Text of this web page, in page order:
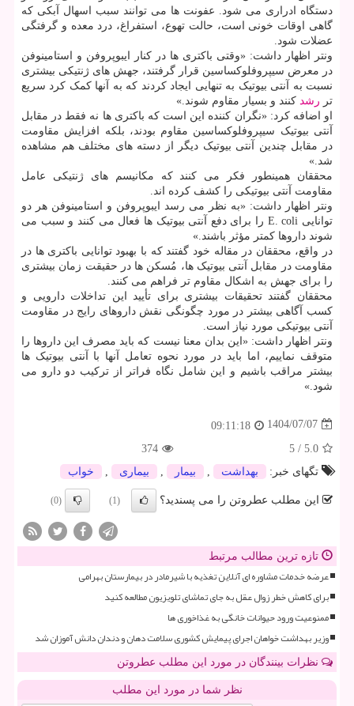
دستگاه ادراری می شود. عفونت ها می توانند سبب اسهال آبکی که
گاهی اوقات خونی است، حالت تهوع، استفراغ، درد معده و گرفتگی
عضلات شود.
ونتر اظهار داشت: «وقتی باکتری ها در کنار ایبوپروفن و استامینوفن
در معرض سیپروفلوکساسین قرار گرفتند، جهش های ژنتیکی بیشتری
نسبت به آنتی بیوتیک به تنهایی ایجاد کردند که به آنها کمک کرد سریع
تر رشد کنند و بسیار مقاوم شوند.»
او اضافه کرد: «نگران کننده این است که باکتری ها نه فقط در مقابل
آنتی بیوتیک سیپروفلوکساسین مقاوم بودند، بلکه افزایش مقاومت
در مقابل چندین آنتی بیوتیک دیگر از دسته های مختلف هم مشاهده
شد.»
محققان همینطور فکر می کنند که مکانیسم های ژنتیکی عامل
مقاومت آنتی بیوتیکی را کشف کرده اند.
ونتر اظهار داشت: «به نظر می رسد ایبوپروفن و استامینوفن هر دو
توانایی E. coli را برای دفع آنتی بیوتیک ها فعال می کنند و سبب می
شوند داروها کمتر مؤثر باشند.»
در واقع، محققان در مقاله خود گفتند که با بهبود توانایی باکتری ها در
مقاومت در مقابل آنتی بیوتیک ها، مُسکن ها در حقیقت زمان بیشتری
را برای جهش به اشکال مقاوم تر فراهم می کنند.
محققان گفتند تحقیقات بیشتری برای تأیید این تداخلات دارویی و
کسب آگاهی بیشتر در مورد چگونگی نقش داروهای رایج در مقاومت
آنتی بیوتیکی مورد نیاز است.
ونتر اظهار داشت: «این بدان معنا نیست که باید مصرف این داروها را
متوقف نماییم، اما باید در مورد نحوه تعامل آنها با آنتی بیوتیک ها
بیشتر مراقب باشیم و این شامل نگاه فراتر از ترکیب دو دارو می
شود.»
1404/07/07
09:11:18
5.0
/
5
374
تگهای خبر:
بهداشت بیمار بیماری خواب
این مطلب عطروتن را می پسندید؟ (1)
(0)
تازه ترین مطالب مرتبط
عرضه خدمات مشاوره ای آنلاین تغذیه با شیرمادر در بیمارستان بهرامی
برای کاهش خطر زوال عقل به جای تماشای تلویزیون مطالعه کنید
ممنوعیت ورود حیوانات خانگی به غذاخوری ها
وزیر بهداشت خواهان اجرای پیمایش کشوری سلامت دهان و دندان دانش آموزان شد
نظرات بینندگان در مورد این مطلب عطروتن
نظر شما در مورد این مطلب